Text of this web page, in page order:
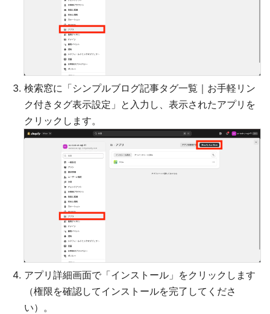
検索窓に「シンプルブログ記事タグ一覧｜お手軽リン
ク付きタグ表示設定」と入力し、表示されたアプリを
クリックします。
アプリ詳細画面で「インストール」をクリックします
（権限を確認してインストールを完了してくださ
い）。